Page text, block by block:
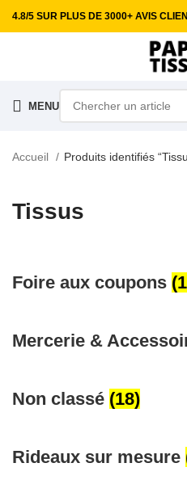
4.8/5 SUR PLUS DE 3000+ AVIS
MENU
Accueil Produits identifiés
Tissus
Foire aux coupons
Mercerie &
Non classé (18)
Rideaux sur mesure